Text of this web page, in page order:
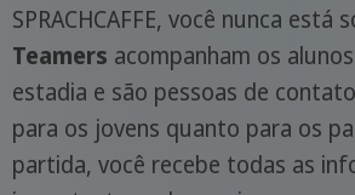
SPRACHCAFFE, você nunca está
Teamers acompanham os
estadia e são pessoas de
para os jovens quanto para os
partida, você recebe todas as